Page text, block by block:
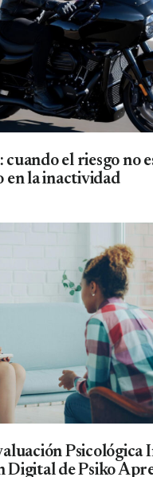
el riesgo no
en la inactividad
Psicológica
Digital de Psiko